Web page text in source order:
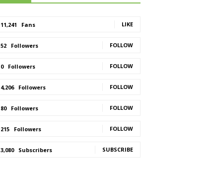
11,241 Fans LIKE
52 Followers FOLLOW
0 Followers FOLLOW
4,206 Followers FOLLOW
80 Followers FOLLOW
215 Followers FOLLOW
3,080 Subscribers SUBSCRIBE